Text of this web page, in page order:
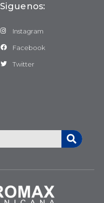
Siguenos:
Instagram
Facebook
Twitter